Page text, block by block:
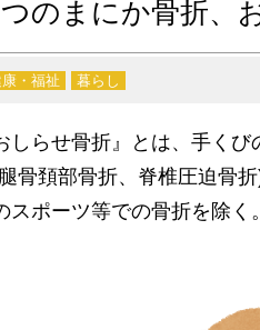
のまにか骨折、
・福祉 暮らし
しらせ骨折』とは、手く
骨頚部骨折、脊椎圧迫骨
スポーツ等での骨折を除く。